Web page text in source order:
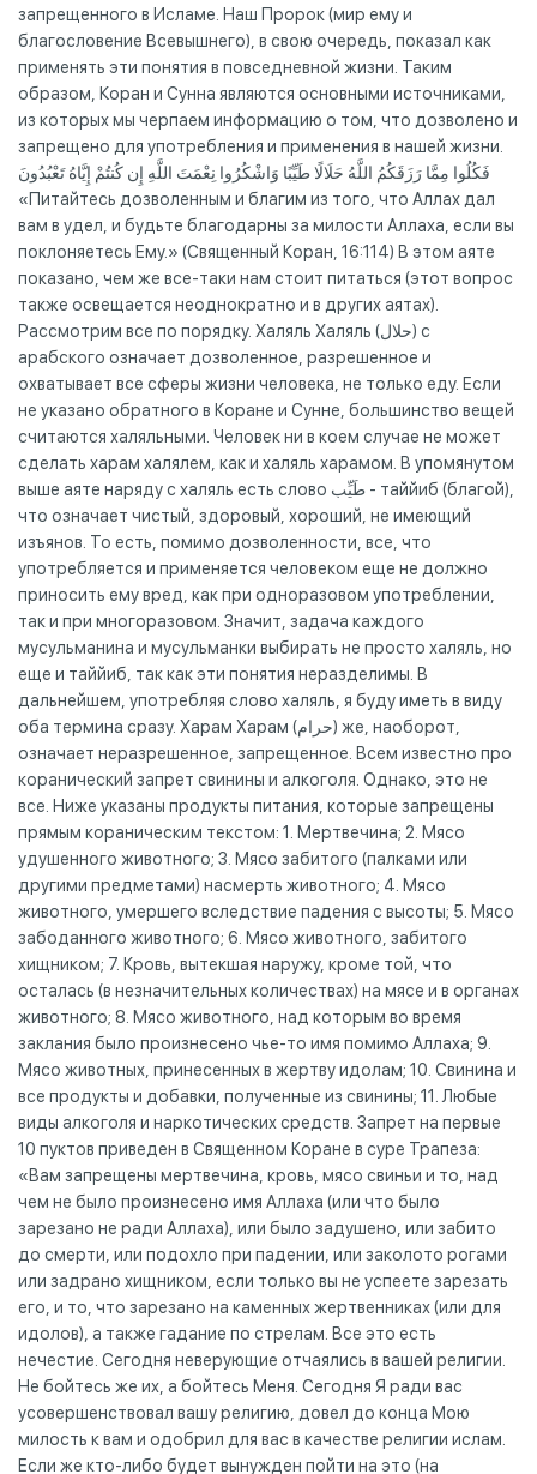
запрещенного в Исламе. Наш Пророк (мир ему и
благословение Всевышнего), в свою очередь, показал как
применять эти понятия в повседневной жизни. Таким
образом, Коран и Сунна являются основными источниками,
из которых мы черпаем информацию о том, что дозволено и
запрещено для употребления и применения в нашей жизни.
فَكُلُوا مِمَّا رَزَقَكُمُ اللَّهُ حَلَالًا طَيِّبًا وَاشْكُرُوا نِعْمَتَ اللَّهِ إِن كُنتُمْ إِيَّاهُ تَعْبُدُونَ
«Питайтесь дозволенным и благим из того, что Аллах дал
вам в удел, и будьте благодарны за милости Аллаха, если вы
поклоняетесь Ему.» (Священный Коран, 16:114) В этом аяте
показано, чем же все-таки нам стоит питаться (этот вопрос
также освещается неоднократно и в других аятах).
Рассмотрим все по порядку. Халяль Халяль (حلال) с
арабского означает дозволенное, разрешенное и
охватывает все сферы жизни человека, не только еду. Если
не указано обратного в Коране и Сунне, большинство вещей
считаются халяльными. Человек ни в коем случае не может
сделать харам халялем, как и халяль харамом. В упомянутом
выше аяте наряду с халяль есть слово طَيِّب - таййиб (благой),
что означает чистый, здоровый, хороший, не имеющий
изъянов. То есть, помимо дозволенности, все, что
употребляется и применяется человеком еще не должно
приносить ему вред, как при одноразовом употреблении,
так и при многоразовом. Значит, задача каждого
мусульманина и мусульманки выбирать не просто халяль, но
еще и таййиб, так как эти понятия неразделимы. В
дальнейшем, употребляя слово халяль, я буду иметь в виду
оба термина сразу. Харам Харам (حرام) же, наоборот,
означает неразрешенное, запрещенное. Всем известно про
коранический запрет свинины и алкоголя. Однако, это не
все. Ниже указаны продукты питания, которые запрещены
прямым кораническим текстом: 1. Мертвечина; 2. Мясо
удушенного животного; 3. Мясо забитого (палками или
другими предметами) насмерть животного; 4. Мясо
животного, умершего вследствие падения с высоты; 5. Мясо
забоданного животного; 6. Мясо животного, забитого
хищником; 7. Кровь, вытекшая наружу, кроме той, что
осталась (в незначительных количествах) на мясе и в органах
животного; 8. Мясо животного, над которым во время
заклания было произнесено чье-то имя помимо Аллаха; 9.
Мясо животных, принесенных в жертву идолам; 10. Свинина и
все продукты и добавки, полученные из свинины; 11. Любые
виды алкоголя и наркотических средств. Запрет на первые
10 пуктов приведен в Священном Коране в суре Трапеза:
«Вам запрещены мертвечина, кровь, мясо свиньи и то, над
чем не было произнесено имя Аллаха (или что было
зарезано не ради Аллаха), или было задушено, или забито
до смерти, или подохло при падении, или заколото рогами
или задрано хищником, если только вы не успеете зарезать
его, и то, что зарезано на каменных жертвенниках (или для
идолов), а также гадание по стрелам. Все это есть
нечестие. Сегодня неверующие отчаялись в вашей религии.
Не бойтесь же их, а бойтесь Меня. Сегодня Я ради вас
усовершенствовал вашу религию, довел до конца Мою
милость к вам и одобрил для вас в качестве религии ислам.
Если же кто-либо будет вынужден пойти на это (на